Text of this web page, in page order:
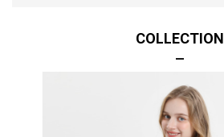
COLLECTION